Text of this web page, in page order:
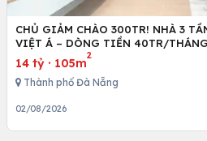
CHỦ GIẢM CHÀO 300TR! NHÀ 3
VIỆT Á – DÒNG TIỀN 40TR/
14 tỷ · 105m
2
Thành phố Đà Nẵng
02/08/2026